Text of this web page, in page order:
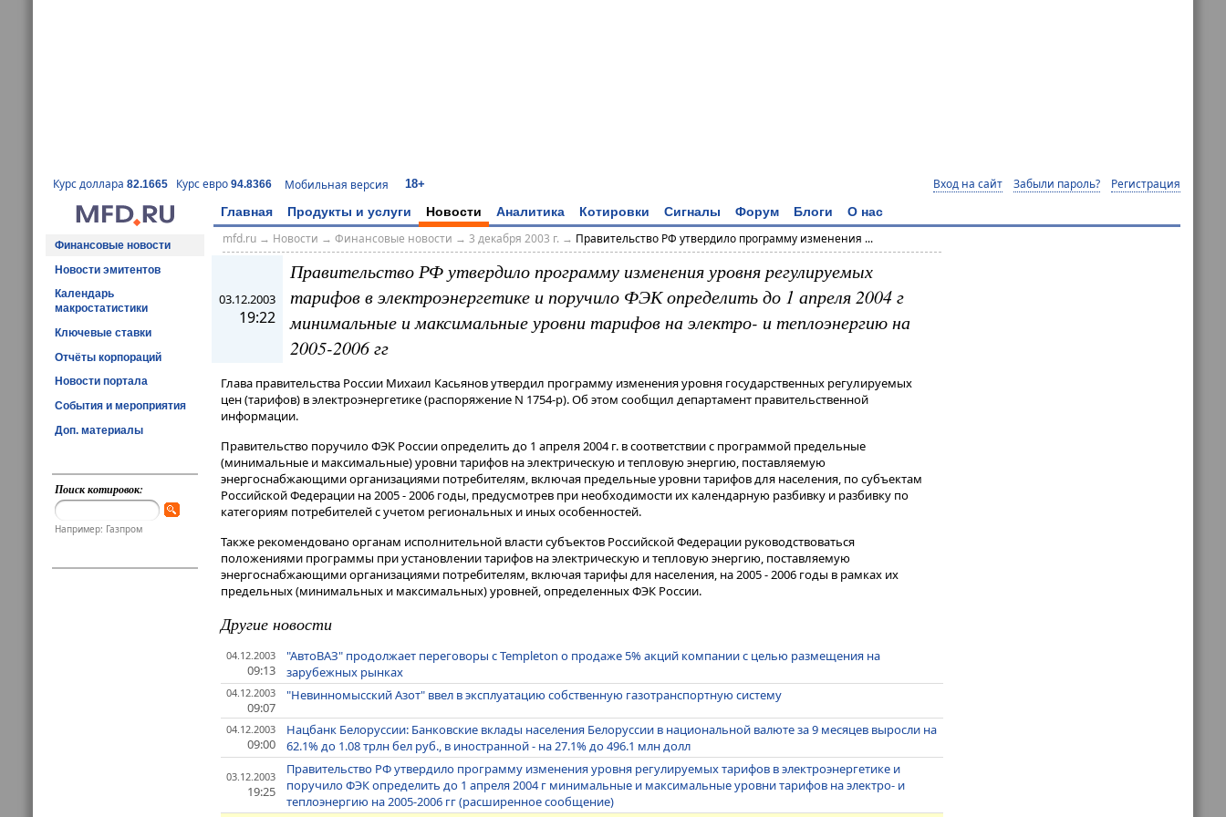
Курс доллара 82.1665 Курс евро 94.8366 Мобильная версия 18+ Вход на сайт Забыли пароль? Регистрация
Главная Продукты и услуги Новости Аналитика Котировки Сигналы Форум Блоги О нас
Финансовые новости
Новости эмитентов
Календарь
макростатистики
Ключевые ставки
Отчёты корпораций
Новости портала
События и мероприятия
Доп. материалы
Поиск котировок:
Например: Газпром
mfd.ru→ Новости → Финансовые новости → 3 декабря 2003 г. → Правительство РФ утвердило программу изменения ...
03.12.2003
19:22
Правительство РФ утвердило программу изменения уровня регулируемых
тарифов в электроэнергетике и поручило ФЭК определить до 1 апреля 2004 г
минимальные и максимальные уровни тарифов на электро- и теплоэнергию на
2005-2006 гг
Глава правительства России Михаил Касьянов утвердил программу изменения уровня государственных регулируемых
цен (тарифов) в электроэнергетике (распоряжение N 1754-р). Об этом сообщил департамент правительственной
информации.
Правительство поручило ФЭК России определить до 1 апреля 2004 г. в соответствии с программой предельные
(минимальные и максимальные) уровни тарифов на электрическую и тепловую энергию, поставляемую
энергоснабжающими организациями потребителям, включая предельные уровни тарифов для населения, по субъектам
Российской Федерации на 2005 - 2006 годы, предусмотрев при необходимости их календарную разбивку и разбивку по
категориям потребителей с учетом региональных и иных особенностей.
Также рекомендовано органам исполнительной власти субъектов Российской Федерации руководствоваться
положениями программы при установлении тарифов на электрическую и тепловую энергию, поставляемую
энергоснабжающими организациями потребителям, включая тарифы для населения, на 2005 - 2006 годы в рамках их
предельных (минимальных и максимальных) уровней, определенных ФЭК России.
Другие новости
04.12.2003
09:13
"АвтоВАЗ" продолжает переговоры с Templeton о продаже 5% акций компании с целью размещения на
зарубежных рынках
04.12.2003
09:07
"Невинномысский Азот" ввел в эксплуатацию собственную газотранспортную систему
04.12.2003
09:00
Нацбанк Белоруссии: Банковские вклады населения Белоруссии в национальной валюте за 9 месяцев выросли на
62.1% до 1.08 трлн бел руб., в иностранной - на 27.1% до 496.1 млн долл
03.12.2003
19:25
Правительство РФ утвердило программу изменения уровня регулируемых тарифов в электроэнергетике и
поручило ФЭК определить до 1 апреля 2004 г минимальные и максимальные уровни тарифов на электро- и
теплоэнергию на 2005-2006 гг (расширенное сообщение)